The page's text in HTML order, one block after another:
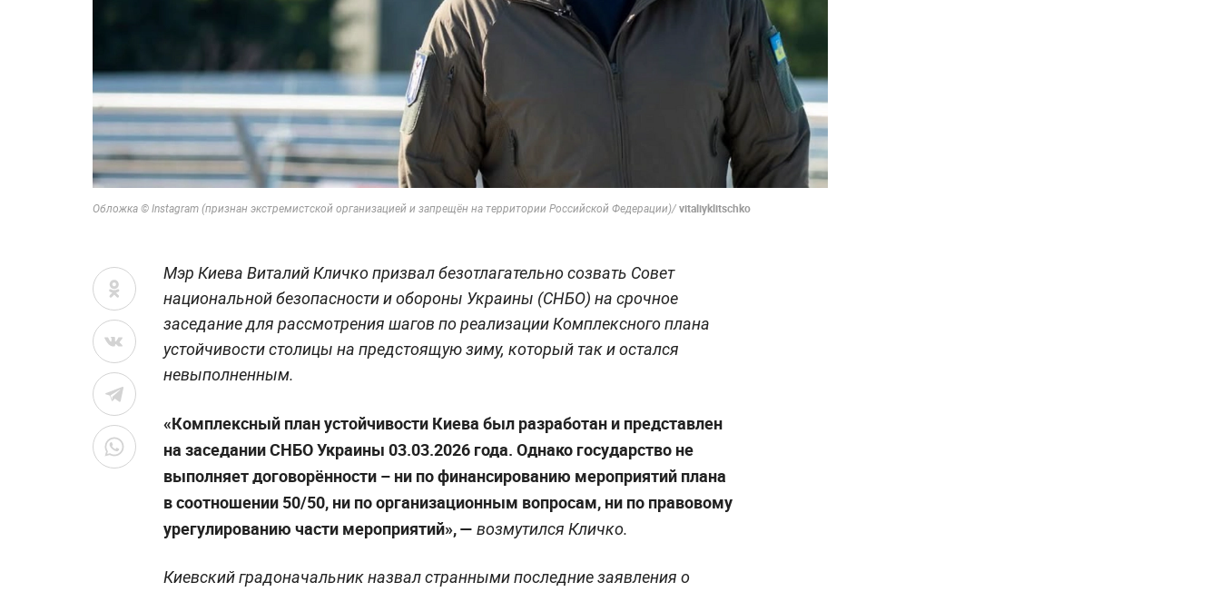
Обложка © Instagram (признан экстремистской организацией и запрещён на территории Российской Федерации)/ vitaliyklitschko
Мэр Киева Виталий Кличко призвал безотлагательно созвать Совет
национальной безопасности и обороны Украины (СНБО) на срочное
заседание для рассмотрения шагов по реализации Комплексного плана
устойчивости столицы на предстоящую зиму, который так и остался
невыполненным.
«Комплексный план устойчивости Киева был разработан и представлен
на заседании СНБО Украины 03.03.2026 года. Однако государство не
выполняет договорённости – ни по финансированию мероприятий плана
в соотношении 50/50, ни по организационным вопросам, ни по правовому
урегулированию части мероприятий», — возмутился Кличко.
Киевский градоначальник назвал странными последние заявления о